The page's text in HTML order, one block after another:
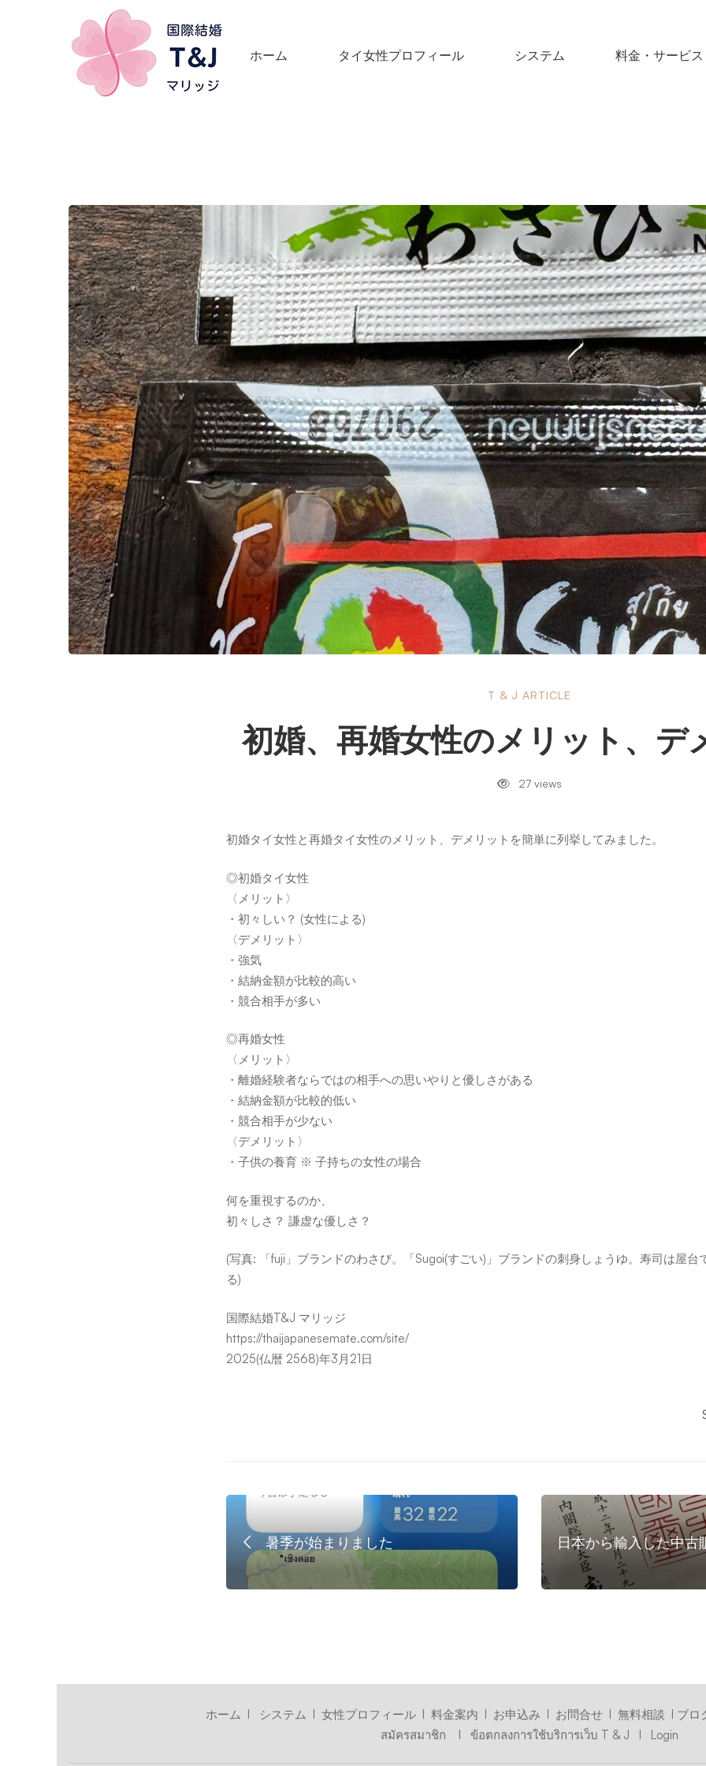
ホーム タイ女性プロフィール システム 料金・サービス
初
婚、
婚
女
性
の
メ
リ
ッ
ト、
デ
メ
ト
T & J ARTICLE
初婚、再婚女性のメリット、デ
27 views
初婚タイ女性と再婚タイ女性のメリット、デメリットを簡単に列挙してみました。
◎初婚タイ女性
〈メリット〉
・初々しい？ (女性による)
〈デメリット〉
・強気
・結納金額が比較的高い
・競合相手が多い
◎再婚女性
〈メリット〉
・離婚経験者ならではの相手への思いやりと優しさがある
・結納金額が比較的低い
・競合相手が少ない
〈デメリット〉
・子供の養育 ※ 子持ちの女性の場合
何を重視するのか、
初々しさ？ 謙虚な優しさ？
(写真: 「fuji」ブランドのわさび。「Sugoi(すごい)」ブランドの刺身しょうゆ。寿司は屋台
る)
国際結婚T&J マリッジ
https://thaijapanesemate.com/site/
2025(仏暦 2568)年3月21日
暑季が始まりました 日本から輸入した中古
ホーム I システム I 女性プロフィールI 料金案内 I お申込み I お問合せI 無料相談 I ブロ
สมัครสมาชิก
I ข้อตกลงการใช้บริการเว็บ T & J I Login